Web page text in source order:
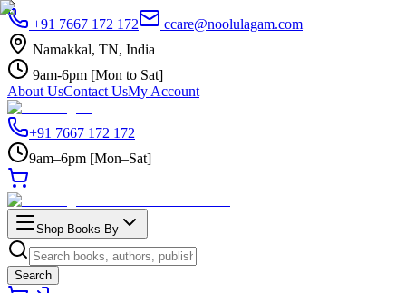
+91 7667 172 172
ccare@noolulagam.com
Namakkal, TN, India
9am-6pm [Mon to Sat]
About UsContact UsMy Account
+91 7667 172 172
9am–6pm [Mon–Sat]
Shop Books By
Search